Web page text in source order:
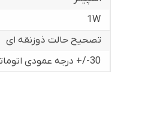
1W
تصحیح حالت ذوزنقه ای
30-/+ درجه عمودی اتوماتیک